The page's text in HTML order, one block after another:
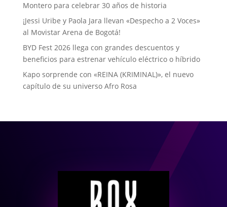
Montero para celebrar 30 años de historia
¡Jessi Uribe y Paola Jara llevan «Despecho a 2 Voces»
al Movistar Arena de Bogotá!
BYD Fest 2026 llega con grandes descuentos y
beneficios para estrenar vehículo eléctrico o híbrido
Kapo sorprende con «REINA (KRIMINAL)», el nuevo
capítulo de su universo Afro Rosa